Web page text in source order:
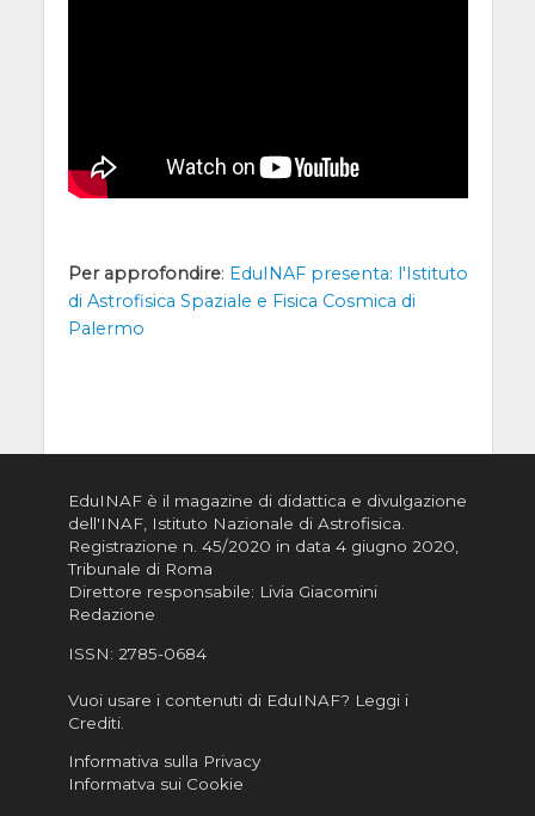
Per approfondire: EduINAF presenta: l'Istituto
di Astrofisica Spaziale e Fisica Cosmica di
Palermo
EduINAF è il magazine di didattica e divulgazione
dell'INAF, Istituto Nazionale di Astrofisica.
Registrazione n. 45/2020 in data 4 giugno 2020,
Tribunale di Roma
Direttore responsabile: Livia Giacomini
Redazione
ISSN: 2785-0684
Vuoi usare i contenuti di EduINAF? Leggi i
Crediti.
Informativa sulla Privacy
Informatva sui Cookie